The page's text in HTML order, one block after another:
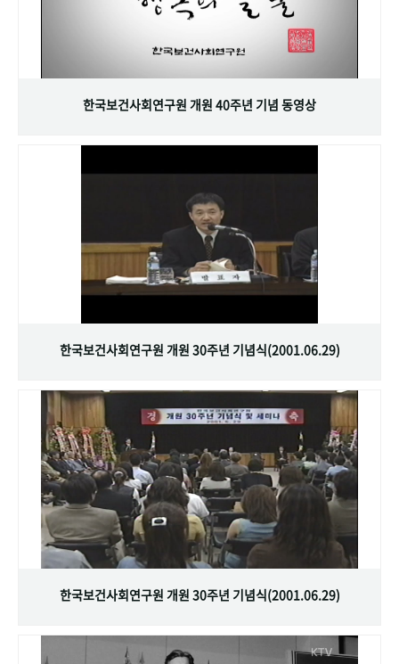
한국보건사회연구원 개원 40주년 기념 동영상
한국보건사회연구원 개원 30주년 기념식(2001.06.29)
한국보건사회연구원 개원 30주년 기념식(2001.06.29)